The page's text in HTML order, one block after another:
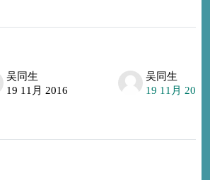
吴同生
19 11月 2016
吴同生
19 11月 2016